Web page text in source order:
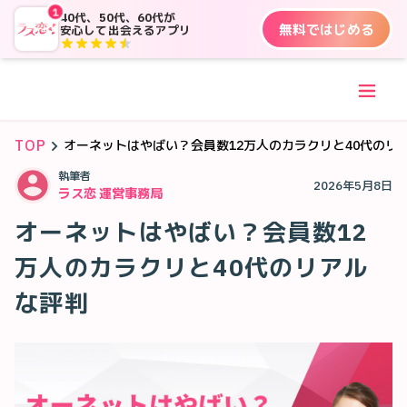
140代、50代、60代が
安心して出会えるアプリ
無料ではじめる
TOP オーネットはやばい？会員数12万人のカラクリと40代のリ
執筆者
ラス恋 運営事務局 2026年5月8日
オーネットはやばい？会員数12
万人のカラクリと40代のリアル
な評判